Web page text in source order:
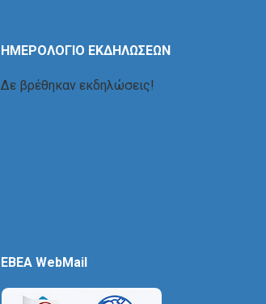
ΗΜΕΡΟΛΟΓΙΟ ΕΚΔΗΛΩΣΕΩΝ
Δε βρέθηκαν εκδηλώσεις!
EBEA WebMail